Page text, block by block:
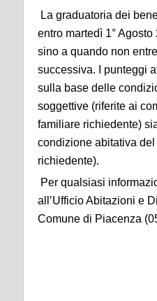
La graduatoria dei
entro martedì 1°
sino a quando non
successiva. I punteggi
sulla base delle
soggettive (riferite ai
familiare richiedente)
condizione abitativa
richiedente).
Per qualsiasi
all’Ufficio Abitazioni e
Comune di Piacenza